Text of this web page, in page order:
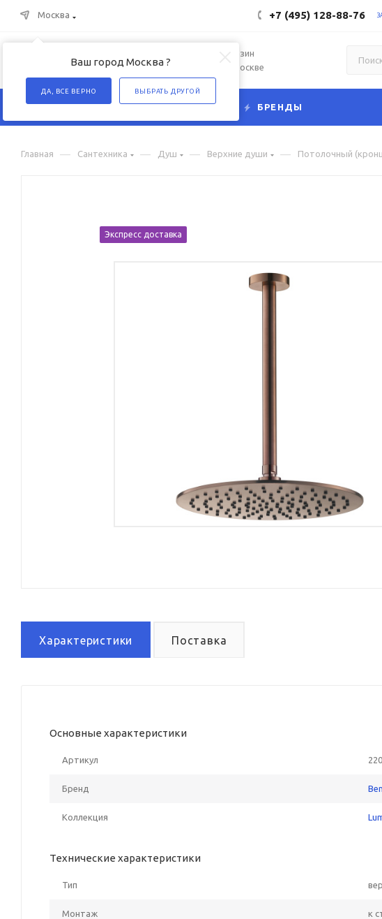
Москва
Ваш город Москва ?
ДА, ВСЕ ВЕРНО ВЫБРАТЬ ДРУГОЙ
+7 (495) 128-88-76
Интернет-магазин
сантехники в Москве
КАТАЛОГ БРЕНДЫ
Главная — Сантехника — Душ — Верхние души — Потолочный
Экспресс доставка
Характеристики Поставка
Основные характеристики
Артикул
Бренд
Коллекция
Технические характеристики
Тип
Монтаж к